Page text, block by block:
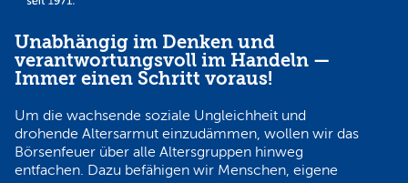
Unabhängig im Denken und
verantwortungsvoll im Handeln —
Immer einen Schritt voraus!
Um die wachsende soziale Ungleichheit und
drohende Altersarmut einzudämmen, wollen wir das
Börsenfeuer über alle Altersgruppen hinweg
entfachen. Dazu befähigen wir Menschen, eigene